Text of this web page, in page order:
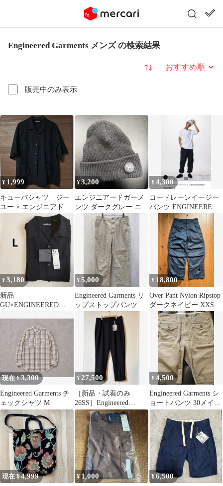
Engineered Garments メンズ の検索結果
販売中のみ表示
並び替え
¥ 1,999
キューバシャツ ジー
ユー × エンジニアド ガ
ーメンツ
¥3,200
エンジニアードガーメ
ンツ ダークグレー ニッ
¥4,300
コードレーンイージー
パンツ ENGINEERED
GARMENTS XS
¥3,180
新品
GU×ENGINEERED
シャツ（5分袖） 黒
¥5,000
Engineered Garments リ
ップストップパンツ
¥ 18,800
Over Pant Nylon Ripstop
ダークネイビー XXS
現在 ¥3,300
Engineered Garments チ
ェックシャツ M
¥27,500
［新品・試着のみ
26SS］Engineered
Garments Pant
¥4,500
Engineered Garments シ
ョートパンツ 30メイド
インUSA
現在 ¥4,999 ¥1,000 ¥6,500